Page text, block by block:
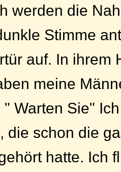
werden die
Stimme
auf. In ihrem
meine
Warten Sie"
die schon die
hatte. Ich